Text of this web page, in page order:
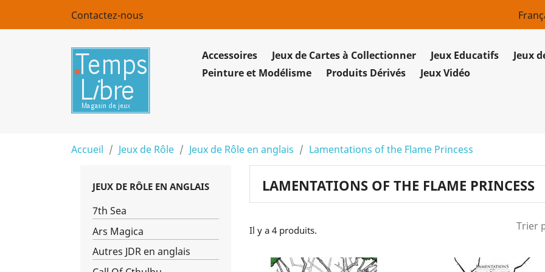
Contactez-nous
Accessoires Jeux de Cartes à Collectionner Jeux Educatifs Jeux
Peinture et Modélisme
Produits Dérivés Jeux Vidéo
Accueil Jeux de Rôle Jeux de Rôle en anglais Lamentations of the Flame Princess
JEUX DE RÔLE EN ANGLAIS
7th Sea
Ars Magica
Autres JDR en anglais
LAMENTATIONS OF THE FLAME PRINCESS
Il y a 4 produits.
Trier